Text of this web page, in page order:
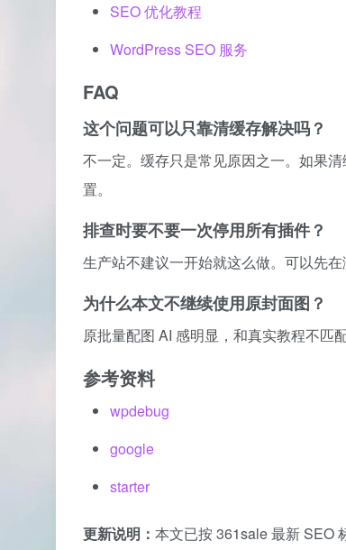
SEO 优化教程
WordPress SEO 服务
FAQ
这个问题可以只靠清缓存解决吗？
不一定。缓存只是常见原因之一。如果
置。
排查时要不要一次停用所有插件？
生产站不建议一开始就这么做。可以先
为什么本文不继续使用原封面图？
原批量配图 AI 感明显，和真实教程不匹
参考资料
wpdebug
google
starter
更新说明： 本文已按 361sale 最新 SEO